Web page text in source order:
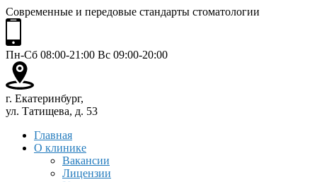
Современные и передовые стандарты стоматологии
Пн-Сб 08:00-21:00 Вс 09:00-20:00
г. Екатеринбург,
ул. Татищева, д. 53
Главная
О клинике
Вакансии
Лицензии